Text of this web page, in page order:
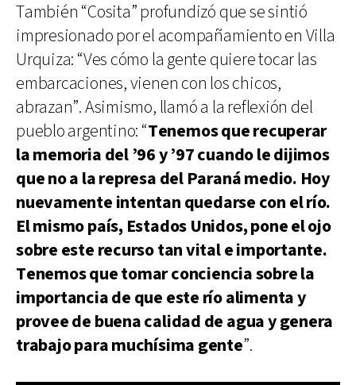
También “Cosita” profundizó que se sintió
impresionado por el acompañamiento en Villa
Urquiza: “Ves cómo la gente quiere tocar las
embarcaciones, vienen con los chicos,
abrazan”. Asimismo, llamó a la reflexión del
pueblo argentino: “Tenemos que recuperar
la memoria del ’96 y ’97 cuando le dijimos
que no a la represa del Paraná medio. Hoy
nuevamente intentan quedarse con el río.
El mismo país, Estados Unidos, pone el ojo
sobre este recurso tan vital e importante.
Tenemos que tomar conciencia sobre la
importancia de que este río alimenta y
provee de buena calidad de agua y genera
trabajo para muchísima gente”.